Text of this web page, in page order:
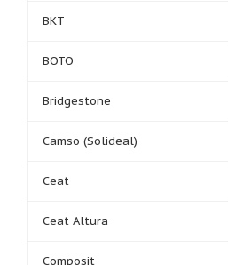
BKT
BOTO
Bridgestone
Camso (Solideal)
Ceat
Ceat Altura
Composit